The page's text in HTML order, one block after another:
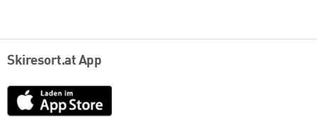
Skiresort.at App
App
Store